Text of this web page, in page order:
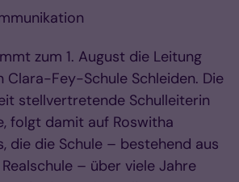
zum 1. August die Leitung
Clara-Fey-Schule Schleiden. Die
stellvertretende Schulleiterin
folgt damit auf Roswitha
die die Schule – bestehend aus
– über viele Jahre